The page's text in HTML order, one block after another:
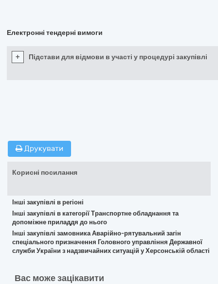
Електронні тендерні вимоги
+ Підстави для відмови в участі у процедурі закупівлі
Друкувати
Корисні посилання
Інші закупівлі в регіоні
Інші закупівлі в категорії Транспортне обладнання та
допоміжне приладдя до нього
Інші закупівлі замовника Аварійно-рятувальний загін
спеціального призначення Головного управління Державної
служби України з надзвичайних ситуацій у Херсонській області
Вас може зацікавити